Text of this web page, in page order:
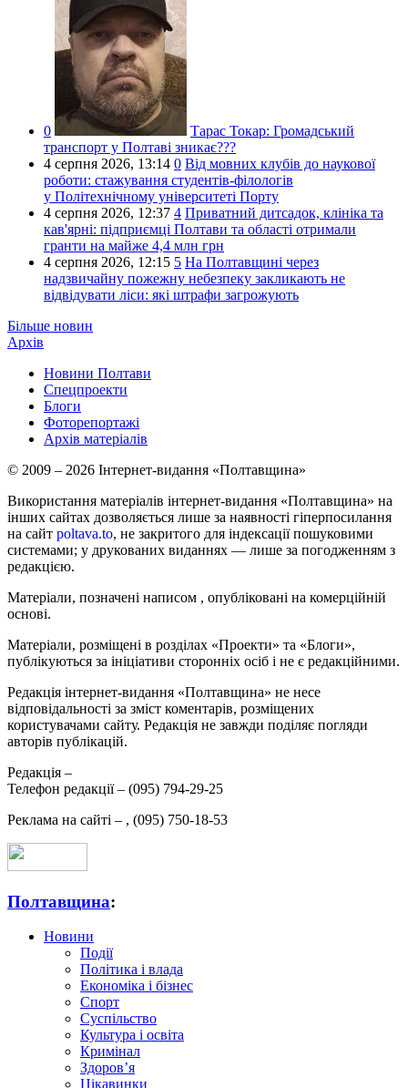
0 Тарас Токар: Громадський
транспорт у Полтаві зникає???
4 серпня 2026, 13:14 0 Від мовних клубів до наукової
роботи: стажування студентів-філологів
у Політехнічному університеті Порту
4 серпня 2026, 12:37 4 Приватний дитсадок, клініка та
кав'ярні: підприємці Полтави та області отримали
гранти на майже 4,4 млн грн
4 серпня 2026, 12:15 5 На Полтавщині через
надзвичайну пожежну небезпеку закликають не
відвідувати ліси: які штрафи загрожують
Більше новин
Архів
Новини Полтави
Спецпроекти
Блоги
Фоторепортажі
Архів матеріалів
© 2009 – 2026 Інтернет-видання «Полтавщина»
Використання матеріалів інтернет-видання «Полтавщина» на
інших сайтах дозволяється лише за наявності гіперпосилання
на сайт poltava.to, не закритого для індексації пошуковими
системами; у друкованих виданнях — лише за погодженням з
редакцією.
Матеріали, позначені написом , опубліковані на комерційній
основі.
Матеріали, розміщені в розділах «Проекти» та «Блоги»,
публікуються за ініціативи сторонніх осіб і не є редакційними.
Редакція інтернет-видання «Полтавщина» не несе
відповідальності за зміст коментарів, розміщених
користувачами сайту. Редакція не завжди поділяє погляди
авторів публікацій.
Редакція –
Телефон редакції – (095) 794-29-25
Реклама на сайті – , (095) 750-18-53
Полтавщина:
Новини
Події
Політика і влада
Економіка і бізнес
Спорт
Суспільство
Культура і освіта
Кримінал
Здоров’я
Цікавинки